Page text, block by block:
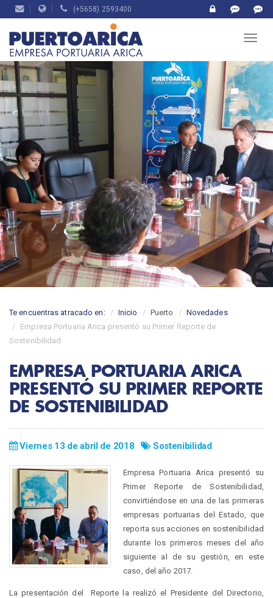
(+5658) 2593400
Te encuentras atracado en: Inicio Puerto
Novedades
Empresa Portuaria Arica presentó su Primer Reporte de
Sostenibilidad
EMPRESA PORTUARIA ARICA
PRESENTÓ SU PRIMER REPORTE
DE SOSTENIBILIDAD
Viernes 13 de abril de 2018 Sostenibilidad
Empresa Portuaria Arica presentó su
Primer Reporte de Sostenibilidad,
convirtiéndose en una de las primeras
empresas portuarias del Estado, que
reporta sus acciones en sostenibilidad
durante los primeros meses del año
siguiente al de su gestión, en este
caso, del año 2017.
La presentación del Reporte la realizó el Presidente del Directorio,